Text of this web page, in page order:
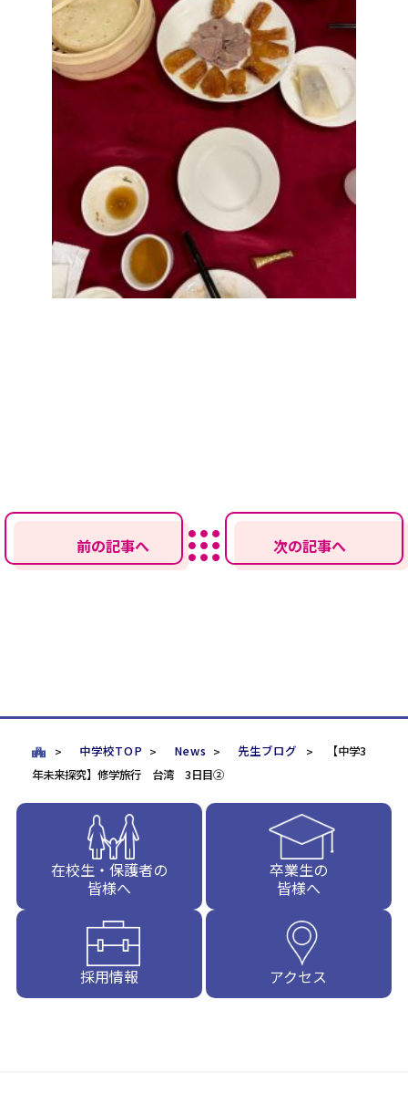
前の記事へ 次の記事へ
中学校TOP News 先生ブログ
【中学3
年未来探究】修学旅行 台湾 3日目②
在校生・保護者の
皆様へ
卒業生の
皆様へ
採用情報 アクセス